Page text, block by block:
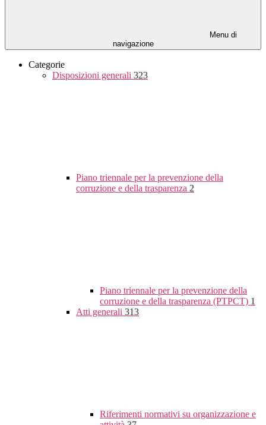
Menu di
navigazione
Categorie
Disposizioni generali 323
Piano triennale per la prevenzione della
corruzione e della trasparenza 2
Piano triennale per la prevenzione della
corruzione e della trasparenza (PTPCT) 1
Atti generali 313
Riferimenti normativi su organizzazione e